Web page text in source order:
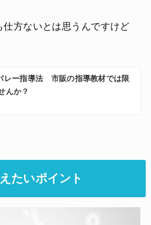
方ないとは思うんですけど
レー指導法 市販の指導教材では限
んか？
たいポイント